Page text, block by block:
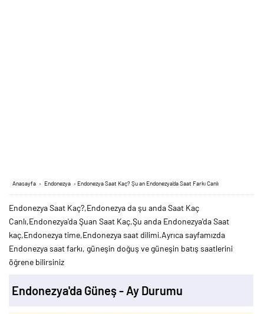
Anasayfa › Endonezya › Endonezya Saat Kaç? Şu an Endonezya’da Saat Farkı Canlı
Endonezya Saat Kaç?,Endonezya da şu anda Saat Kaç
Canlı,Endonezya'da Şuan Saat Kaç,Şu anda Endonezya'da Saat
kaç,Endonezya time,Endonezya saat dilimi.Ayrıca sayfamızda
Endonezya saat farkı, güneşin doğuş ve güneşin batış saatlerini
öğrene bilirsiniz
Endonezya'da Güneş - Ay Durumu